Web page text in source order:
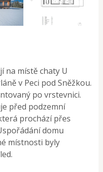
na místě chaty U
v Peci pod Sněžkou.
po vrstevnici.
před podzemní
prochází přes
domu
místnosti byly